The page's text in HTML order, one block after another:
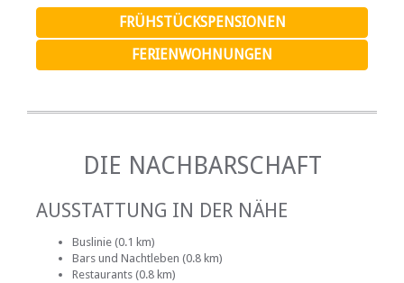
FRÜHSTÜCKSPENSIONEN
FERIENWOHNUNGEN
DIE NACHBARSCHAFT
AUSSTATTUNG IN DER NÄHE
Buslinie (0.1 km)
Bars und Nachtleben (0.8 km)
Restaurants (0.8 km)